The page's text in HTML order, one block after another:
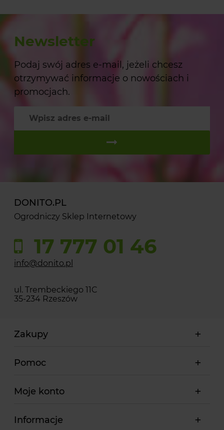
Newsletter
Podaj swój adres e-mail, jeżeli chcesz
otrzymywać informacje o nowościach i
promocjach.
DONITO.PL
Ogrodniczy Sklep Internetowy
17 777 01 46
info@donito.pl
ul. Trembeckiego 11C
35-234 Rzeszów
Zakupy
Pomoc
Moje konto
Informacje